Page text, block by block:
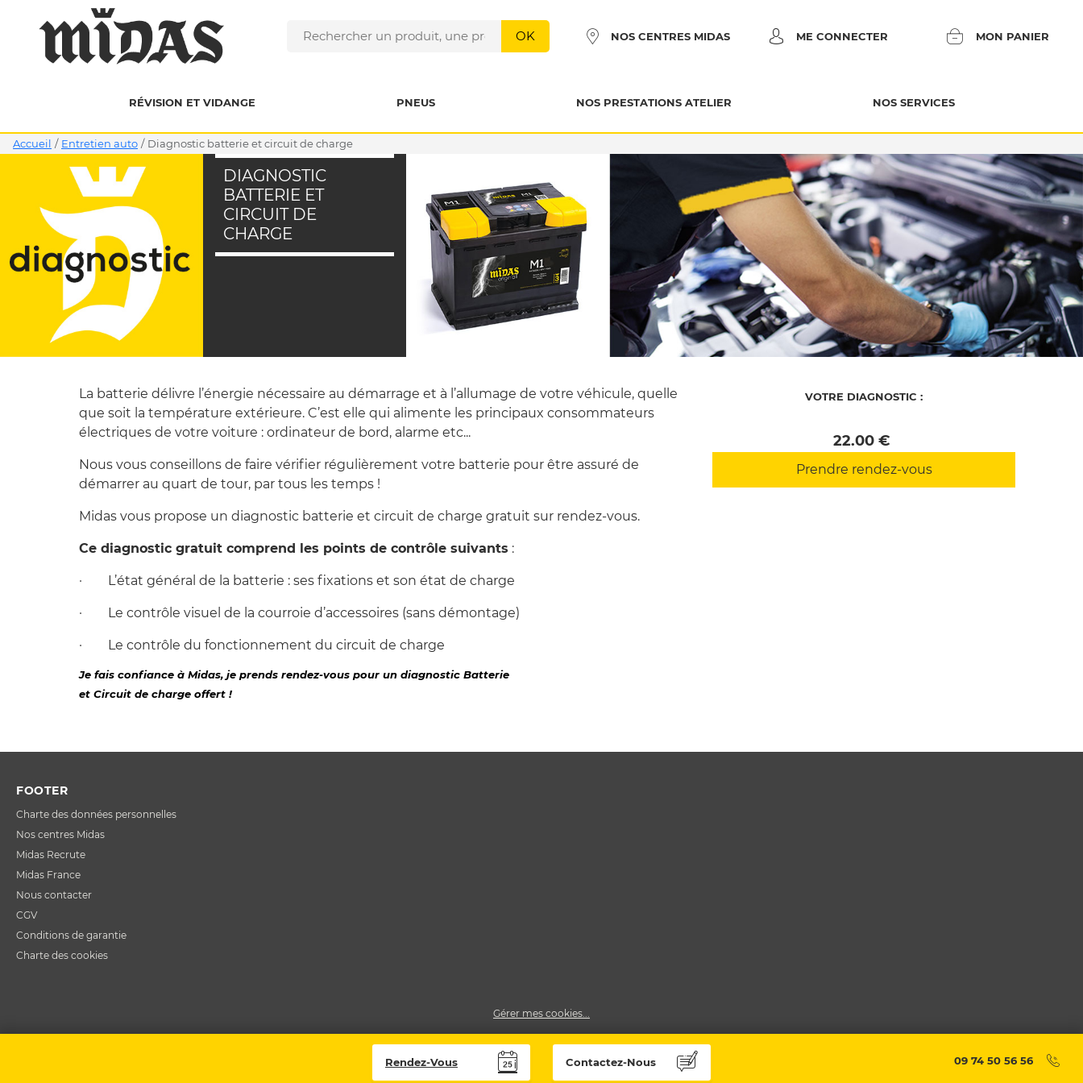
OK NOS CENTRES MIDAS ME CONNECTER MON PANIER
RÉVISION ET VIDANGE PNEUS NOS PRESTATIONS ATELIER NOS SERVICES
Accueil / Entretien auto / diagnostic batterie et circuit de charge
DIAGNOSTIC
BATTERIE ET
CIRCUIT DE
CHARGE
La batterie délivre l’énergie nécessaire au démarrage et à l’allumage de votre véhicule, quelle
que soit la température extérieure. C’est elle qui alimente les principaux consommateurs
électriques de votre voiture : ordinateur de bord, alarme etc...
Nous vous conseillons de faire vérifier régulièrement votre batterie pour être assuré de
démarrer au quart de tour, par tous les temps !
Midas vous propose un diagnostic batterie et circuit de charge gratuit sur rendez-vous.
Ce diagnostic gratuit comprend les points de contrôle suivants :
· L’état général de la batterie : ses fixations et son état de charge
· Le contrôle visuel de la courroie d’accessoires (sans démontage)
· Le contrôle du fonctionnement du circuit de charge
Je fais confiance à Midas, je prends rendez-vous pour un diagnostic Batterie
et Circuit de charge offert !
VOTRE DIAGNOSTIC :
22.00 €
Prendre rendez-vous
FOOTER
Charte des données personnelles
Nos centres Midas
Midas Recrute
Midas France
Nous contacter
CGV
Conditions de garantie
Charte des cookies
Gérer mes cookies...
Rendez-Vous Contactez-Nous 09 74 50 56 56